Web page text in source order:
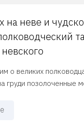
на неве и
о великих
груди позолоченные